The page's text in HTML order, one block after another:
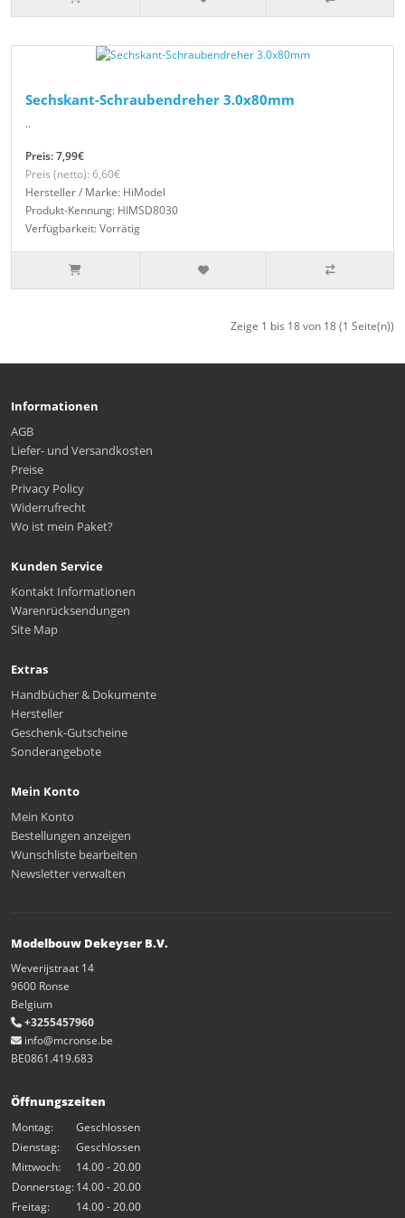
Sechskant-Schraubendreher 3.0x80mm
..
Preis: 7,99€
Preis (netto): 6,60€
Hersteller / Marke: HiModel
Produkt-Kennung: HIMSD8030
Verfügbarkeit: Vorrätig
Zeige 1 bis 18 von 18 (1 Seite(n))
Informationen
AGB
Liefer- und Versandkosten
Preise
Privacy Policy
Widerrufrecht
Wo ist mein Paket?
Kunden Service
Kontakt Informationen
Warenrücksendungen
Site Map
Extras
Handbücher & Dokumente
Hersteller
Geschenk-Gutscheine
Sonderangebote
Mein Konto
Mein Konto
Bestellungen anzeigen
Wunschliste bearbeiten
Newsletter verwalten
Modelbouw Dekeyser B.V.
Weverijstraat 14
9600 Ronse
Belgium
+3255457960
info@mcronse.be
BE0861.419.683
Öffnungszeiten
Montag:
Geschlossen
Dienstag:
Geschlossen
Mittwoch:
14.00 - 20.00
Donnerstag:14.00 - 20.00
Freitag:
14.00 - 20.00